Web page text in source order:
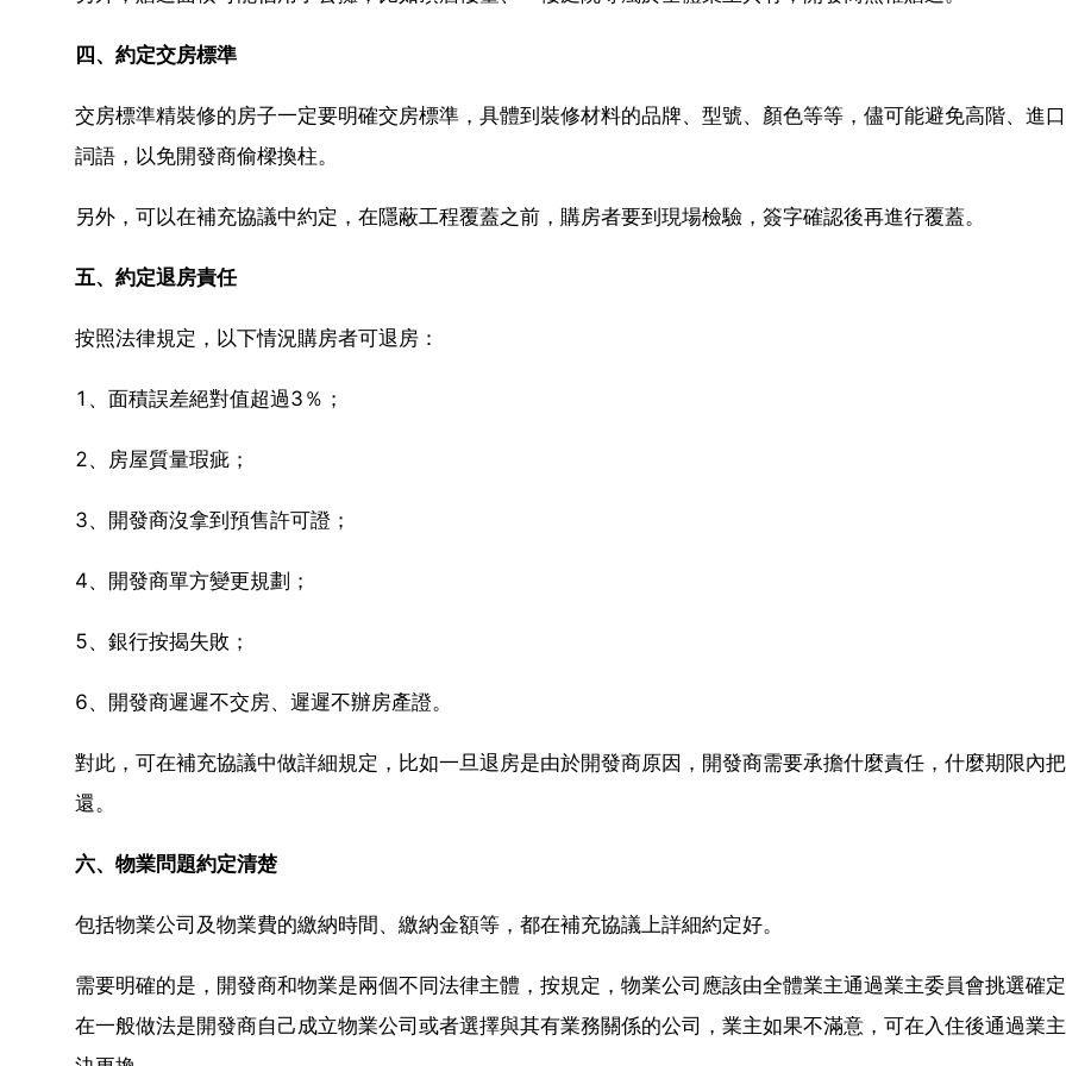
四、約定交房標準
交房標準精裝修的房子一定要明確交房標準，具體到裝修材料的品牌、型號、顏色等等，儘可能避免高階、進
詞語，以免開發商偷樑換柱。
另外，可以在補充協議中約定，在隱蔽工程覆蓋之前，購房者要到現場檢驗，簽字確認後再進行覆蓋。
五、約定退房責任
按照法律規定，以下情況購房者可退房：
1、面積誤差絕對值超過3％；
2、房屋質量瑕疵；
3、開發商沒拿到預售許可證；
4、開發商單方變更規劃；
5、銀行按揭失敗；
6、開發商遲遲不交房、遲遲不辦房產證。
對此，可在補充協議中做詳細規定，比如一旦退房是由於開發商原因，開發商需要承擔什麼責任，什麼期限內
還。
六、物業問題約定清楚
包括物業公司及物業費的繳納時間、繳納金額等，都在補充協議上詳細約定好。
需要明確的是，開發商和物業是兩個不同法律主體，按規定，物業公司應該由全體業主通過業主委員會挑選確
在一般做法是開發商自己成立物業公司或者選擇與其有業務關係的公司，業主如果不滿意，可在入住後通過業